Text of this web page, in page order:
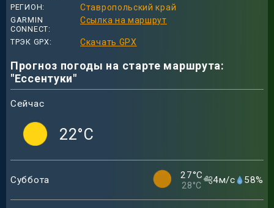
РЕГИОН Ставропольский край
GARMIN
CONNECT
Ссылка на маршрут
ТРЭК GPX Скачать GPX
Прогноз погоды на старте маршрута:
"Ессентуки"
Сейчас
22°C
Суббота 27°C
28°C 4м/с 58%